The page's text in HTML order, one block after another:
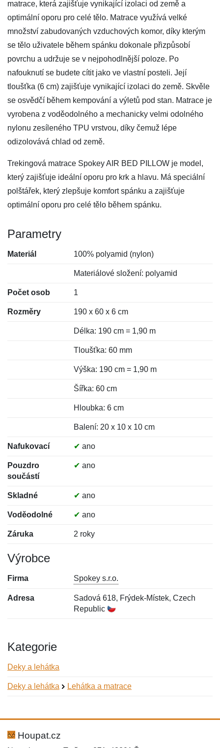
matrace, která zajišťuje vynikající izolaci od země a
optimální oporu pro celé tělo. Matrace využívá velké
množství zabudovaných vzduchových komor, díky kterým
se tělo uživatele během spánku dokonale přizpůsobí
povrchu a udržuje se v nejpohodlnější poloze. Po
nafouknutí se budete cítit jako ve vlastní posteli. Její
tloušťka (6 cm) zajišťuje vynikající izolaci do země. Skvěle
se osvědčí během kempování a výletů pod stan. Matrace je
vyrobena z voděodolného a mechanicky velmi odolného
nylonu zesíleného TPU vrstvou, díky čemuž lépe
odizolovává chlad od země.
Trekingová matrace Spokey AIR BED PILLOW je model,
který zajišťuje ideální oporu pro krk a hlavu. Má speciální
polštářek, který zlepšuje komfort spánku a zajišťuje
optimální oporu pro celé tělo během spánku.
Parametry
Materiál 100% polyamid (nylon)
Materiálové složení: polyamid
Počet osob 1
Rozměry 190 x 60 x 6 cm
Délka: 190 cm = 1,90 m
Tloušťka: 60 mm
Výška: 190 cm = 1,90 m
Šířka: 60 cm
Hloubka: 6 cm
Balení: 20 x 10 x 10 cm
Nafukovací ✔ ano
Pouzdro
součástí
✔ ano
Skladné ✔ ano
Voděodolné ✔ ano
Záruka 2 roky
Výrobce
Firma Spokey s.r.o.
Adresa
Sadová 618, Frýdek-Místek, Czech
Republic
Kategorie
Deky a lehátka
Deky a lehátka Lehátka a matrace
Hodnocení:
Jméno:
Houpat.cz